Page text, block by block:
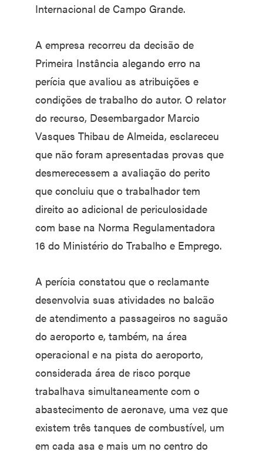
Internacional de Campo Grande.
A empresa recorreu da decisão de
Primeira Instância alegando erro na
perícia que avaliou as atribuições e
condições de trabalho do autor. O relator
do recurso, Desembargador Marcio
Vasques Thibau de Almeida, esclareceu
que não foram apresentadas provas que
desmerecessem a avaliação do perito
que concluiu que o trabalhador tem
direito ao adicional de periculosidade
com base na Norma Regulamentadora
16 do Ministério do Trabalho e Emprego.
A perícia constatou que o reclamante
desenvolvia suas atividades no balcão
de atendimento a passageiros no saguão
do aeroporto e, também, na área
operacional e na pista do aeroporto,
considerada área de risco porque
trabalhava simultaneamente com o
abastecimento de aeronave, uma vez que
existem três tanques de combustível, um
em cada asa e mais um no centro do